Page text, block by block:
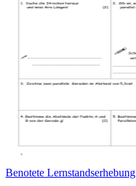
Benotete Lernstandserhebung